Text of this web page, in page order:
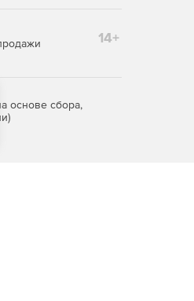
14+
основе сбора,